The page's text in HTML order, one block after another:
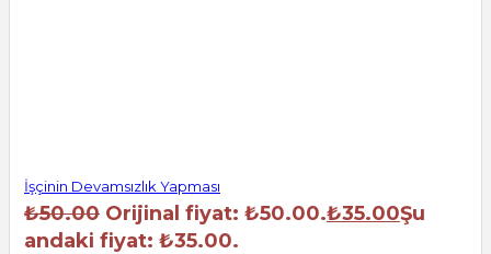
İşçinin Devamsızlık Yapması
₺50.00 Orijinal fiyat: ₺50.00.₺35.00Şu
andaki fiyat: ₺35.00.